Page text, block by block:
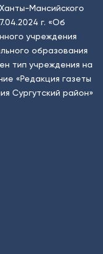
Мансийского
г. «Об
учреждения
образования
тип учреждения на
«Редакция газеты
Сургутский район»